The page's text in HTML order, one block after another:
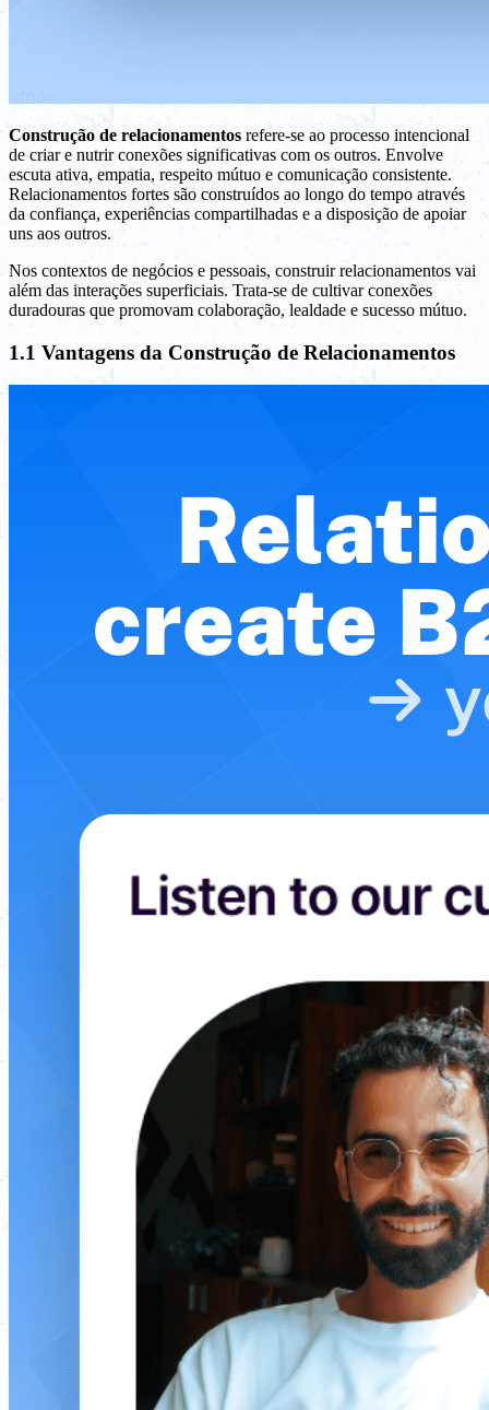
Construção de relacionamentos refere-se ao processo intencional
de criar e nutrir conexões significativas com os outros. Envolve
escuta ativa, empatia, respeito mútuo e comunicação consistente.
Relacionamentos fortes são construídos ao longo do tempo através
da confiança, experiências compartilhadas e a disposição de apoiar
uns aos outros.
Nos contextos de negócios e pessoais, construir relacionamentos vai
além das interações superficiais. Trata-se de cultivar conexões
duradouras que promovam colaboração, lealdade e sucesso mútuo.
1.1 Vantagens da Construção de Relacionamentos